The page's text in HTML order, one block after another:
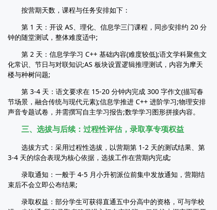
按营期天数，课程与任务安排如下：
第 1 天：开设 AS、理化、信息学三门课程，同步安排约 20 分
钟的随堂测试，整体难度适中;
第 2 天：信息学学习 C++ 基础内容(难度较低);语文学科聚焦文
化常识、节日与对联知识;AS 板块设置逻辑推理测试，内容为摩天
楼与种树问题;
第 3-4 天：语文要求在 15-20 分钟内完成 300 字作文(描写春
节场景，融合传统与现代元素);信息学推进 C++ 进阶学习;物理安排
声音专题试卷，并需撰写自主学习报告;数学学习图形拼接内容。
三、选拔与后续：过程性评估，录取享专项权益
选拔方式：采用过程性选拔，以营期第 1-2 天的测试结果、第
3-4 天的综合表现为核心依据，选拔工作在营期内完成;
录取通知：一般于 4-5 月小升初派位前集中发放通知，营期结
束后不会立即公布结果;
录取权益：部分学生可获得直通五中分高中的资格，可与学校